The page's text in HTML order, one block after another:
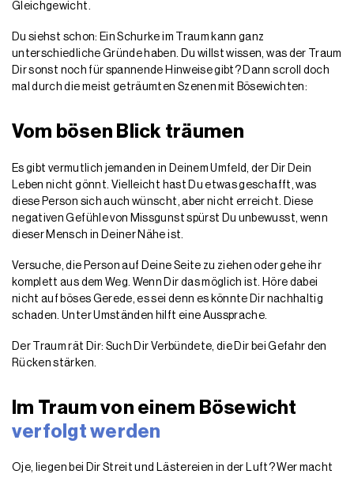
Gleichgewicht.
Du siehst schon: Ein Schurke im Traum kann ganz
unterschiedliche Gründe haben. Du willst wissen, was der Traum
Dir sonst noch für spannende Hinweise gibt? Dann scroll doch
mal durch die meist geträumten Szenen mit Bösewichten:
Vom bösen Blick träumen
Es gibt vermutlich jemanden in Deinem Umfeld, der Dir Dein
Leben nicht gönnt. Vielleicht hast Du etwas geschafft, was
diese Person sich auch wünscht, aber nicht erreicht. Diese
negativen Gefühle von Missgunst spürst Du unbewusst, wenn
dieser Mensch in Deiner Nähe ist.
Versuche, die Person auf Deine Seite zu ziehen oder gehe ihr
komplett aus dem Weg. Wenn Dir das möglich ist. Höre dabei
nicht auf böses Gerede, es sei denn es könnte Dir nachhaltig
schaden. Unter Umständen hilft eine Aussprache.
Der Traum rät Dir: Such Dir Verbündete, die Dir bei Gefahr den
Rücken stärken.
Im Traum von einem Bösewicht
verfolgt werden
Oje, liegen bei Dir Streit und Lästereien in der Luft? Wer macht